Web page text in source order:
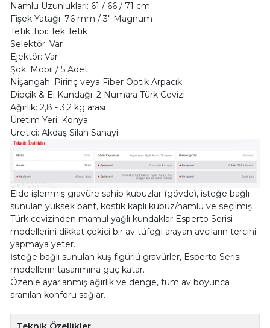
Namlu Uzunlukları: 61 / 66 / 71 cm
Fişek Yatağı: 76 mm / 3" Magnum
Tetik Tipi: Tek Tetik
Selektör: Var
Ejektör: Var
Şok: Mobil / 5 Adet
Nişangah: Pirinç veya Fiber Optik Arpacık
Dipçik & El Kundağı: 2 Numara Türk Cevizi
Ağırlık: 2,8 - 3,2 kg arası
Üretim Yeri: Konya
Üretici: Akdaş Silah Sanayi
Elde işlenmiş gravüre sahip kubuzlar (gövde), isteğe bağlı
sunulan yüksek bant, kostik kaplı kubuz/namlu ve seçilmiş
Türk cevizinden mamul yağlı kundaklar Esperto Serisi
modellerini dikkat çekici bir av tüfeği arayan avcıların tercihi
yapmaya yeter.
İsteğe bağlı sunulan kuş figürlü gravürler, Esperto Serisi
modellerin tasarımına güç katar.
Özenle ayarlanmış ağırlık ve denge, tüm av boyunca
aranılan konforu sağlar.